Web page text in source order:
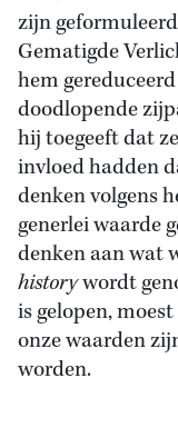
zijn
Gematigde
hem
doodlopende
hij toegeeft dat
invloed hadden
denken volgens
generlei waarde
denken aan wat
historywordt
is gelopen,
onze waarden
worden.